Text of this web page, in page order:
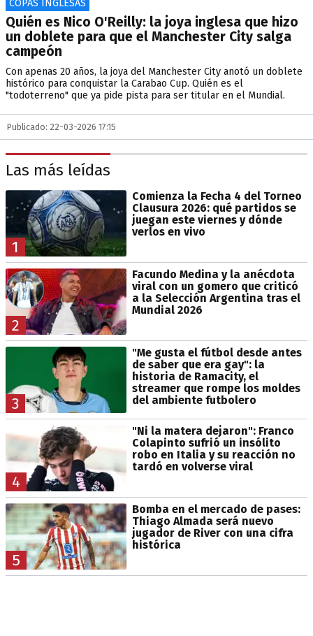
COPAS INGLESAS
Quién es Nico O'Reilly: la joya inglesa que hizo
un doblete para que el Manchester City salga
campeón
Con apenas 20 años, la joya del Manchester City anotó un doblete
histórico para conquistar la Carabao Cup. Quién es el
"todoterreno" que ya pide pista para ser titular en el Mundial.
Publicado: 22-03-2026 17:15
Las más leídas
1
Comienza la Fecha 4 del Torneo
Clausura 2026: qué partidos se
juegan este viernes y dónde
verlos en vivo
2
Facundo Medina y la anécdota
viral con un gomero que criticó
a la Selección Argentina tras el
Mundial 2026
3
"Me gusta el fútbol desde antes
de saber que era gay": la
historia de Ramacity, el
streamer que rompe los moldes
del ambiente futbolero
4
"Ni la matera dejaron": Franco
Colapinto sufrió un insólito
robo en Italia y su reacción no
tardó en volverse viral
5
Bomba en el mercado de pases:
Thiago Almada será nuevo
jugador de River con una cifra
histórica